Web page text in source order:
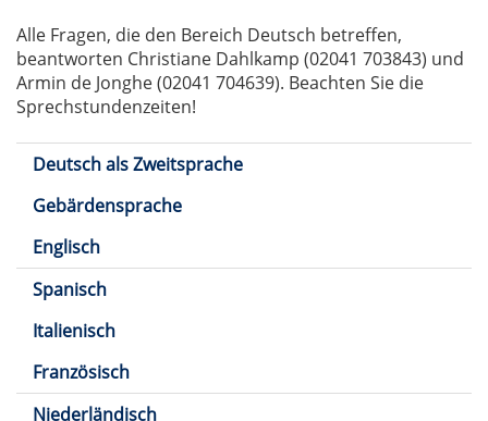
Alle Fragen, die den Bereich Deutsch betreffen,
beantworten Christiane Dahlkamp (02041 703843) und
Armin de Jonghe (02041 704639). Beachten Sie die
Sprechstundenzeiten!
Deutsch als Zweitsprache
Gebärdensprache
Englisch
Spanisch
Italienisch
Französisch
Niederländisch